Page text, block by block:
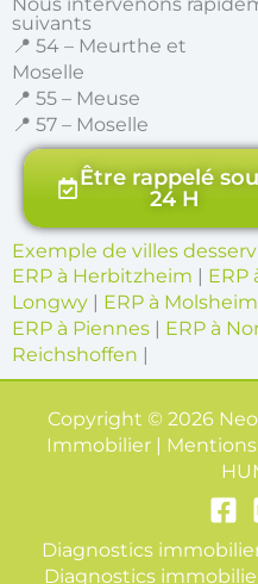
suivants
📍 54 – Meurthe et
Moselle
📍 55 – Meuse
📍 57 – Moselle
Être rappelé
24 H
Exemple de villes
ERP à Herbitzheim | ERP
Longwy | ERP à Molsheim
ERP à Piennes | ERP à
Reichshoffen |
Copyright © 2026
Immobilier |
Diagnostics
Diagnostics